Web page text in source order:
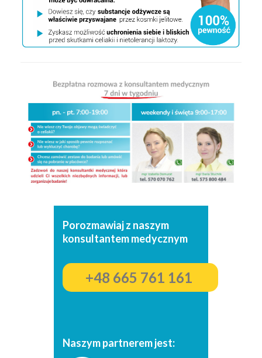
Porozmawiaj z naszym
konsultantem medycznym
+48 665 761 161
Naszym partnerem jest: